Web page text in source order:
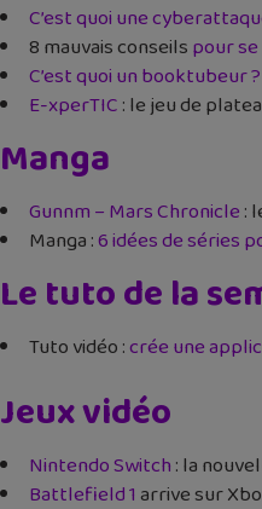
C’est quoi une
8 mauvais conseilspour
C’est quoi un booktubeur ?
E-xperTIC: le jeu de
Manga
Gunnm – Mars Chronicle:
Manga :6 idées de séries
Le tuto de la
Tuto vidéo :crée une
Jeux vidéo
Nintendo Switch: la
Battlefield 1 arrive sur